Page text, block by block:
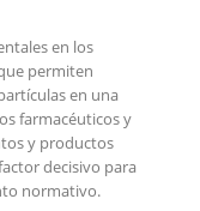
tamaño
de
partículas
en los
permiten
en una
farmacéuticos y
y productos
decisivo para
normativo.